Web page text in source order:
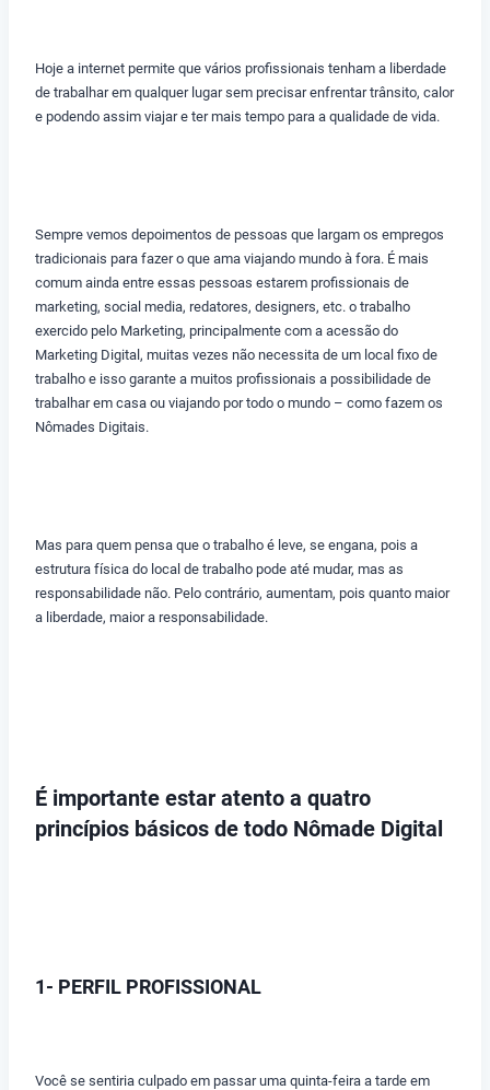
Hoje a internet permite que vários profissionais tenham a liberdade
de trabalhar em qualquer lugar sem precisar enfrentar trânsito, calor
e podendo assim viajar e ter mais tempo para a qualidade de vida.
Sempre vemos depoimentos de pessoas que largam os empregos
tradicionais para fazer o que ama viajando mundo à fora. É mais
comum ainda entre essas pessoas estarem profissionais de
marketing, social media, redatores, designers, etc. o trabalho
exercido pelo Marketing, principalmente com a acessão do
Marketing Digital, muitas vezes não necessita de um local fixo de
trabalho e isso garante a muitos profissionais a possibilidade de
trabalhar em casa ou viajando por todo o mundo – como fazem os
Nômades Digitais.
Mas para quem pensa que o trabalho é leve, se engana, pois a
estrutura física do local de trabalho pode até mudar, mas as
responsabilidade não. Pelo contrário, aumentam, pois quanto maior
a liberdade, maior a responsabilidade.
É importante estar atento a quatro
princípios básicos de todo Nômade Digital
1- PERFIL PROFISSIONAL
Você se sentiria culpado em passar uma quinta-feira a tarde em